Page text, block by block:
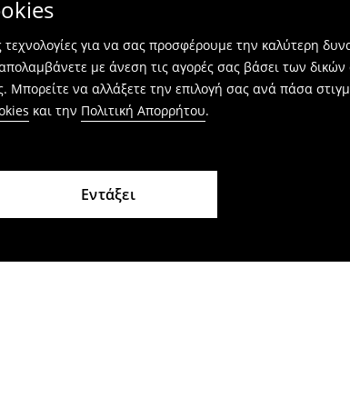
για να σας προσφέρουμε την καλύτερη
με άνεση τις αγορές σας βάσει των
να αλλάξετε την επιλογή σας ανά πάσα
και την Πολιτική Απορρήτου.
Εντάξει
προϊόντων